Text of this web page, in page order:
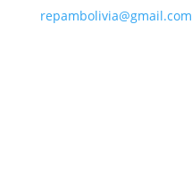
repambolivia@gmail.com